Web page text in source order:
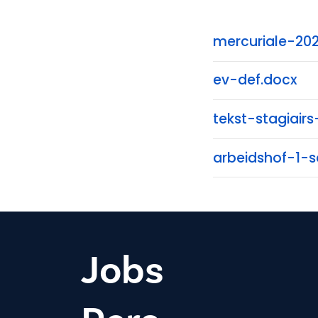
mercuriale-
ev-def.docx
tekst-
arbeidshof-1-
Jobs